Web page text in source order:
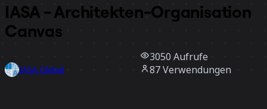
IASA - Architekten-Organisation
Canvas
IASA Global
3050 Aufrufe
87Verwendungen